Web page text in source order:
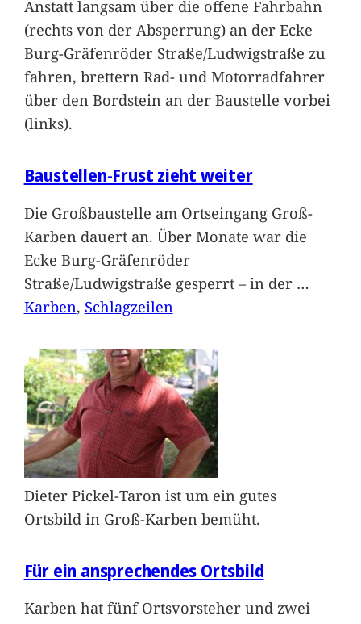
Anstatt langsam über die offene Fahrbahn
(rechts von der Absperrung) an der Ecke
Burg-Gräfenröder Straße/Ludwigstraße zu
fahren, brettern Rad- und Motorradfahrer
über den Bordstein an der Baustelle vorbei
(links).
Baustellen-Frust zieht weiter
Die Großbaustelle am Ortseingang Groß-
Karben dauert an. Über Monate war die
Ecke Burg-Gräfenröder
Straße/Ludwigstraße gesperrt – in der …
Karben, Schlagzeilen
Dieter Pickel-Taron ist um ein gutes
Ortsbild in Groß-Karben bemüht.
Für ein ansprechendes Ortsbild
Karben hat fünf Ortsvorsteher und zwei